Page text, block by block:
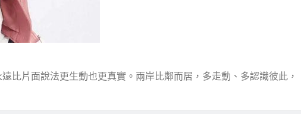
比片面說法更生動也更真實。兩岸比鄰而居，多走動、多認識彼此，